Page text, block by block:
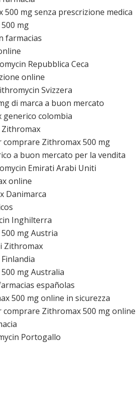
mg senza prescrizione medica
mg
farmacias
Repubblica Ceca
online
Svizzera
di marca a buon mercato
colombia
Zithromax
comprare Zithromax 500 mg
a buon mercato per la vendita
Emirati Arabi Uniti
online
Danimarca
Inghilterra
mg Austria
Zithromax
mg Australia
españolas
500 mg online in sicurezza
comprare Zithromax 500 mg online
Portogallo